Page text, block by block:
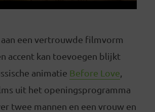
een vertrouwde filmvorm
accent kan toevoegen blijkt
animatie Before Love
uit het openingsprogramma
twee mannen en een vrouw en